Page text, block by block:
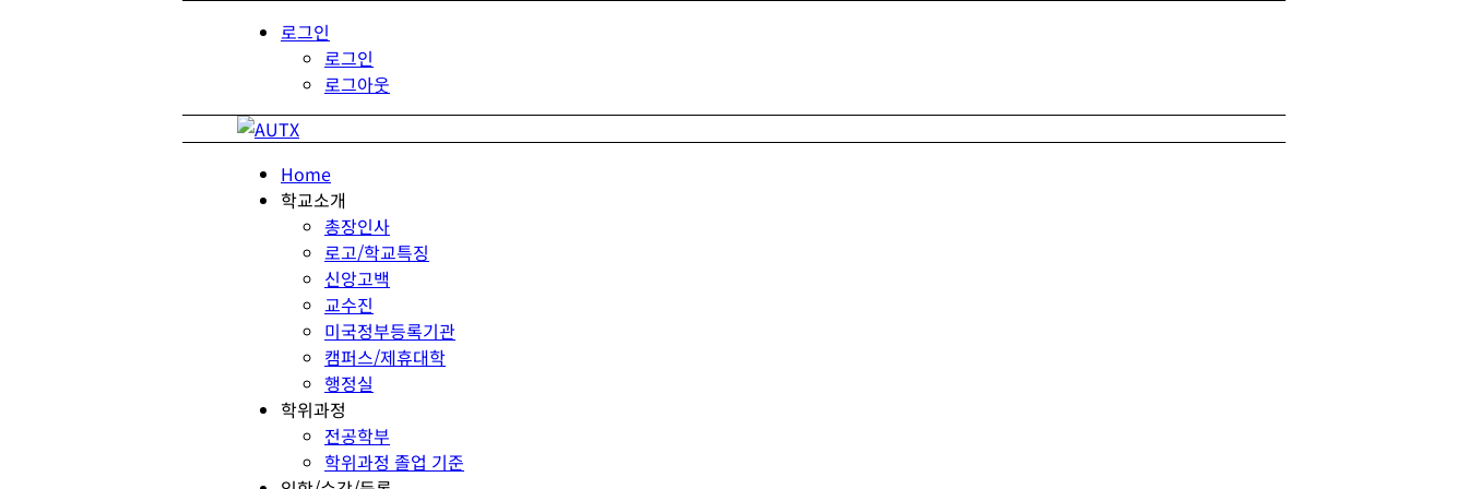
로그인
로그인
로그아웃
Home
학교소개
총장인사
로고/학교특징
신앙고백
교수진
미국정부등록기관
캠퍼스/제휴대학
행정실
학위과정
전공학부
학위과정 졸업 기준